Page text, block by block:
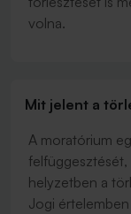
volna.
Mit jelent a
A moratórium
felfüggesztését,
helyzetben a
Jogi